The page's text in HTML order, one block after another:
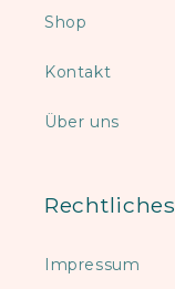
Shop
Kontakt
Über uns
Rechtliches
Impressum